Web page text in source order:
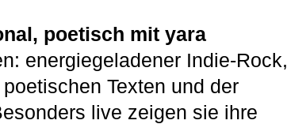
poetisch mit yara
energiegeladener Indie-Rock,
Texten und der
live zeigen sie ihre